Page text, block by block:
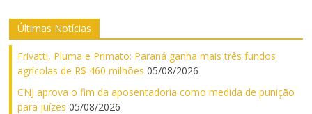
Últimas Notícias
Frivatti, Pluma e Primato: Paraná ganha mais três fundos
agrícolas de R$ 460 milhões 05/08/2026
CNJ aprova o fim da aposentadoria como medida de punição
para juízes 05/08/2026